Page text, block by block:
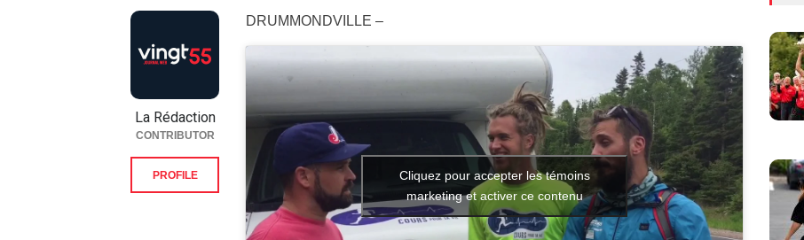
DRUMMONDVILLE –
Cliquez pour accepter les témoins
marketing et activer ce contenu
La Rédaction
CONTRIBUTOR
PROFILE